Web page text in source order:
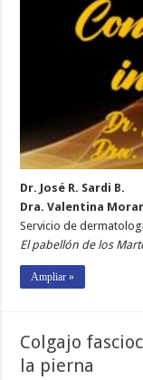
Dr. José R. Sardi B.
Dra. Valentina
Servicio de
El pabellón de los
Ampliar »
Colgajo
la pierna